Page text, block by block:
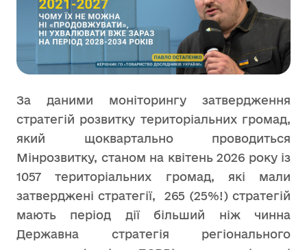
За даними моніторингу затвердження
стратегій розвитку територіальних громад,
який щоквартально проводиться
Мінрозвитку, станом на квітень 2026 року із
1057 територіальних громад, які мали
затверджені стратегії, 265 (25%!) стратегій
мають період дії більший ніж чинна
Державна стратегія регіонального